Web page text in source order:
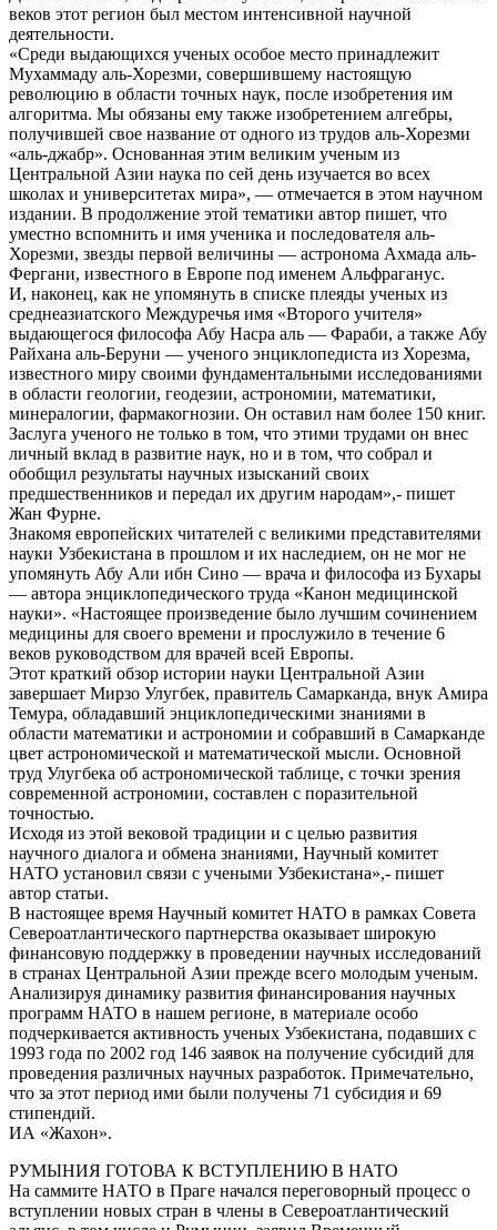
веков этот регион был местом интенсивной научной
деятельности.
«Среди выдающихся ученых особое место принадлежит
Мухаммаду аль-Хорезми, совершившему настоящую
революцию в области точных наук, после изобретения им
алгоритма. Мы обязаны ему также изобретением алгебры,
получившей свое название от одного из трудов аль-Хорезми
«аль-джабр». Основанная этим великим ученым из
Центральной Азии наука по сей день изучается во всех
школах и университетах мира», — отмечается в этом научном
издании. В продолжение этой тематики автор пишет, что
уместно вспомнить и имя ученика и последователя аль-
Хорезми, звезды первой величины — астронома Ахмада аль-
Фергани, известного в Европе под именем Альфраганус.
И, наконец, как не упомянуть в списке плеяды ученых из
среднеазиатского Междуречья имя «Второго учителя»
выдающегося философа Абу Насра аль — Фараби, а также Абу
Райхана аль-Беруни — ученого энциклопедиста из Хорезма,
известного миру своими фундаментальными исследованиями
в области геологии, геодезии, астрономии, математики,
минералогии, фармакогнозии. Он оставил нам более 150 книг.
Заслуга ученого не только в том, что этими трудами он внес
личный вклад в развитие наук, но и в том, что собрал и
обобщил результаты научных изысканий своих
предшественников и передал их другим народам»,- пишет
Жан Фурне.
Знакомя европейских читателей с великими представителями
науки Узбекистана в прошлом и их наследием, он не мог не
упомянуть Абу Али ибн Сино — врача и философа из Бухары
— автора энциклопедического труда «Канон медицинской
науки». «Настоящее произведение было лучшим сочинением
медицины для своего времени и прослужило в течение 6
веков руководством для врачей всей Европы.
Этот краткий обзор истории науки Центральной Азии
завершает Мирзо Улугбек, правитель Самарканда, внук Амира
Темура, обладавший энциклопедическими знаниями в
области математики и астрономии и собравший в Самарканде
цвет астрономической и математической мысли. Основной
труд Улугбека об астрономической таблице, с точки зрения
современной астрономии, составлен с поразительной
точностью.
Исходя из этой вековой традиции и с целью развития
научного диалога и обмена знаниями, Научный комитет
НАТО установил связи с учеными Узбекистана»,- пишет
автор статьи.
В настоящее время Научный комитет НАТО в рамках Совета
Североатлантического партнерства оказывает широкую
финансовую поддержку в проведении научных исследований
в странах Центральной Азии прежде всего молодым ученым.
Анализируя динамику развития финансирования научных
программ НАТО в нашем регионе, в материале особо
подчеркивается активность ученых Узбекистана, подавших с
1993 года по 2002 год 146 заявок на получение субсидий для
проведения различных научных разработок. Примечательно,
что за этот период ими были получены 71 субсидия и 69
стипендий.
ИА «Жахон».
РУМЫНИЯ ГОТОВА К ВСТУПЛЕНИЮ В НАТО
На саммите НАТО в Праге начался переговорный процесс о
вступлении новых стран в члены в Североатлантический